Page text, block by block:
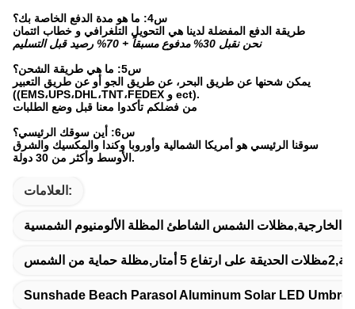
س4: ما هو مدة الدفع الخاصة بك؟
طريقة الدفع المفضلة لدينا هي التحويل التلغرافي و خطاب ائتمان
نحن نقبل 30% مدفوع مسبقاً + 70% رصيد قبل التسليم
س5: ما هي طريقة الشحن؟
يمكن شحنها عن طريق البحر، عن طريق الجو أو عن طريق التعبير
((EMS،UPS،DHL،TNT،FEDEX و ect).
من فضلكم تأكدوا معنا قبل وضع الطلبات
س6: أين سوقك الرئيسي؟
سوقنا الرئيسي هو أمريكا الشمالية وأوروبا وكندا والمكسيك والشرق
الأوسط وأكثر من 30 دولة.
العلامات:
الشمس
Sunshade Beach Parasol Aluminum Solar LED